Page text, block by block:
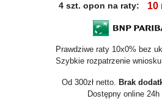
4 szt. opon na raty: 10
Prawdziwe raty 10x0% bez
Szybkie rozpatrzenie wniosku
Od 300zł netto. Brak
Dostępny online 24h